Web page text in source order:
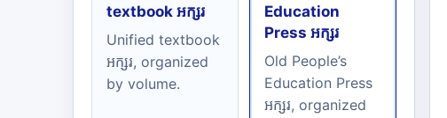
textbook អក្សរ
Unified textbook
អក្សរ, organized
by volume.
Education
Press អក្សរ
Old People’s
Education Press
អក្សរ, organized